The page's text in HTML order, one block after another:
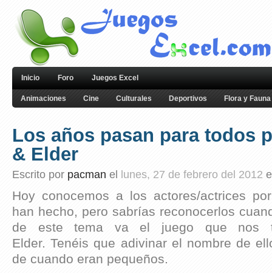
Inicio Foro Juegos Excel
Animaciones Cine Culturales Deportivos Flora y Fauna
Los años pasan para todos
& Elder
Escrito por pacman el lunes, 27 de febrero del 2012
Hoy conocemos a los actores/actrices
han hecho, pero sabrías reconocerlos
de este tema va el juego que nos
Elder. Tenéis que adivinar el nombre de
de cuando eran pequeños.